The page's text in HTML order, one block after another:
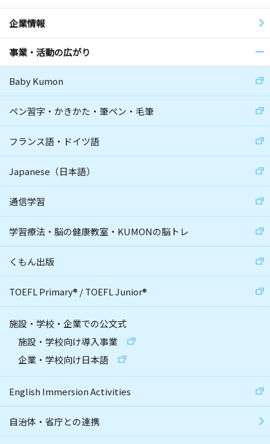
企業情報
事業・活動の広がり
Baby Kumon
ペン習字・かきかた・筆ペン・毛筆
フランス語・ドイツ語
Japanese（日本語）
通信学習
学習療法・脳の健康教室・KUMONの脳トレ
くもん出版
TOEFL Primary® /TOEFL Junior®
施設・学校・企業での公文式
施設・学校向け導入事業
企業・学校向け日本語
English Immersion Activities
自治体・省庁との連携